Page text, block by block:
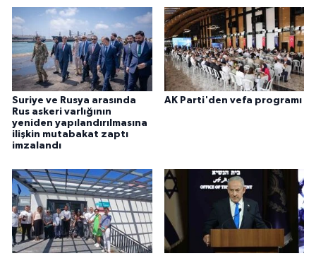
Suriye ve Rusya arasında
Rus askeri varlığının
yeniden yapılandırılmasına
ilişkin mutabakat zaptı
imzalandı
AK Parti'den vefa programı